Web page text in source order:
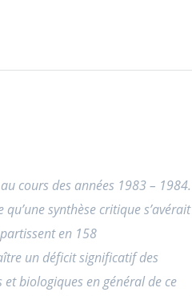
cours des années 1983 – 1984.
synthèse critique s’avérait
en 158
un déficit significatif des
biologiques en général de ce